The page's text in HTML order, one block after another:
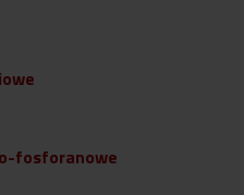
fosforanowe